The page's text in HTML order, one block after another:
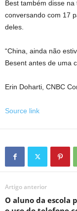
Best também disse
conversando com 17
deles.
“China, ainda não
Besent antes de uma
Erin Doharti, CNBC
Source link
Artigo anterior
O aluno da escola